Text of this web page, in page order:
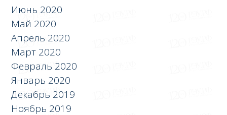
Июнь 2020
Май 2020
Апрель 2020
Март 2020
Февраль 2020
Январь 2020
Декабрь 2019
Ноябрь 2019